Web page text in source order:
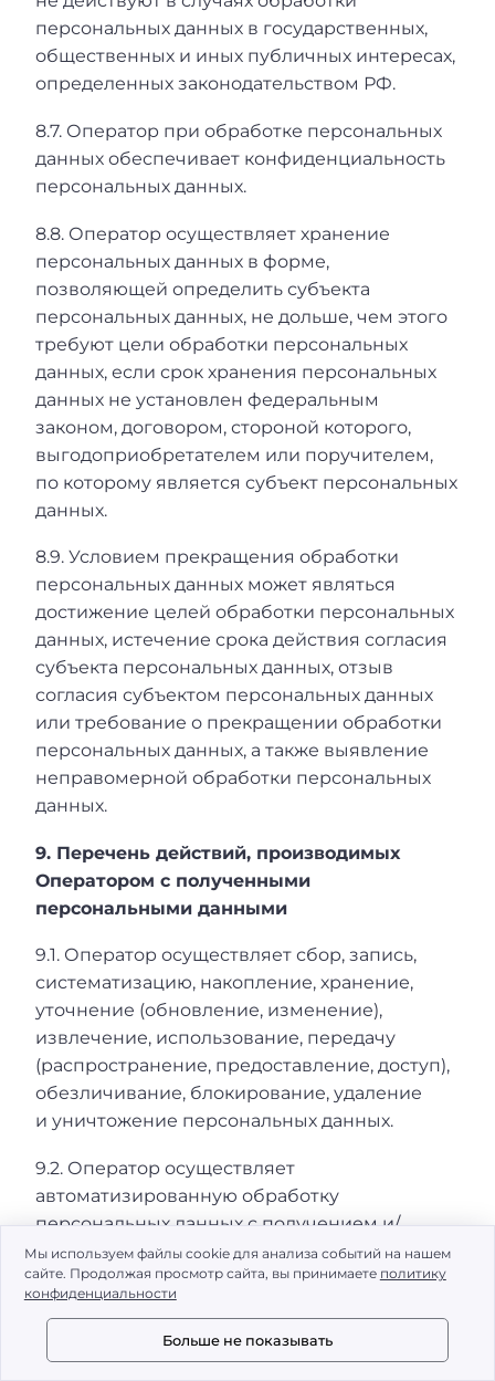
персональных данных в государственных,
общественных и иных публичных интересах,
определенных законодательством РФ.
8.7. Оператор при обработке персональных
данных обеспечивает конфиденциальность
персональных данных.
8.8. Оператор осуществляет хранение
персональных данных в форме,
позволяющей определить субъекта
персональных данных, не дольше, чем этого
требуют цели обработки персональных
данных, если срок хранения персональных
данных не установлен федеральным
законом, договором, стороной которого,
выгодоприобретателем или поручителем,
по которому является субъект персональных
данных.
8.9. Условием прекращения обработки
персональных данных может являться
достижение целей обработки персональных
данных, истечение срока действия согласия
субъекта персональных данных, отзыв
согласия субъектом персональных данных
или требование о прекращении обработки
персональных данных, а также выявление
неправомерной обработки персональных
данных.
9. Перечень действий, производимых
Оператором с полученными
персональными данными
9.1. Оператор осуществляет сбор, запись,
систематизацию, накопление, хранение,
уточнение (обновление, изменение),
извлечение, использование, передачу
(распространение, предоставление, доступ),
обезличивание, блокирование, удаление
и уничтожение персональных данных.
9.2. Оператор осуществляет
автоматизированную обработку
персональных данных с получением и/
или передачей полученной информации
по информационно-
телекоммуникационным сетям или без
Мы используем файлы cookie для анализа событий на нашем
сайте. Продолжая просмотр сайта, вы принимаете политику
конфиденциальности
Больше не показывать